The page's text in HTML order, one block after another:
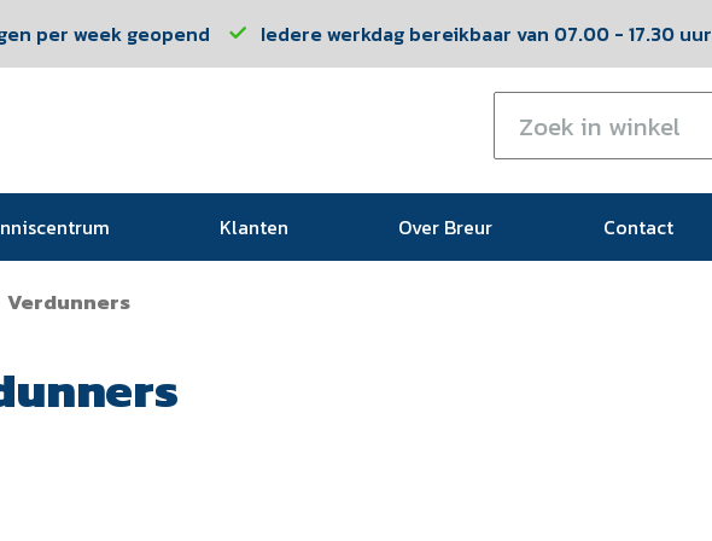
per week geopend Iedere werkdag bereikbaar van 07.00 - 17.30 uur
Klanten Over Breur Contact
Verdunners